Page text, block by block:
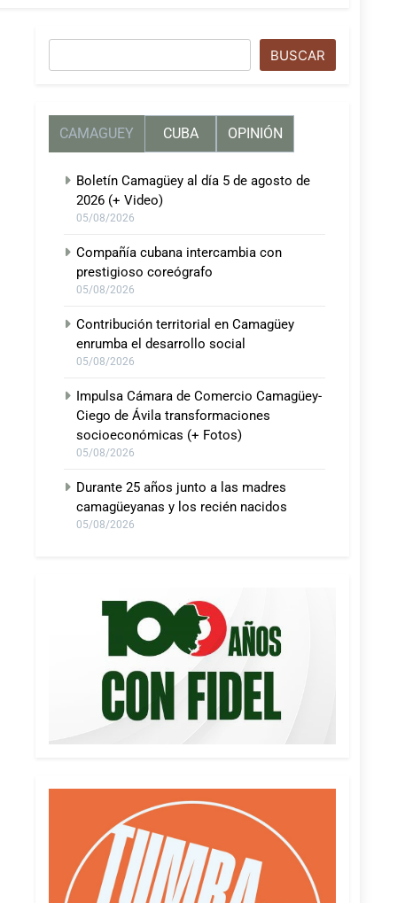
BUSCAR
CAMAGUEY CUBA OPINIÓN
Boletín Camagüey al día 5 de agosto de
2026 (+ Video)
05/08/2026
Compañía cubana intercambia con
prestigioso coreógrafo
05/08/2026
Contribución territorial en Camagüey
enrumba el desarrollo social
05/08/2026
Impulsa Cámara de Comercio Camagüey-
Ciego de Ávila transformaciones
socioeconómicas (+ Fotos)
05/08/2026
Durante 25 años junto a las madres
camagüeyanas y los recién nacidos
05/08/2026